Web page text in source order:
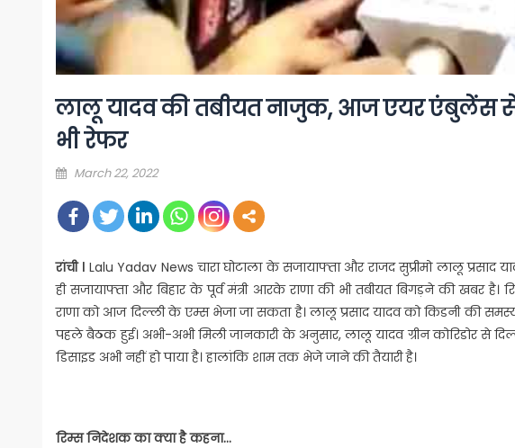
लालू यादव की तबीयत नाजुक, आज एयर एंबुलेंस से
भी रेफर
Posted
March 22, 2022
रांची । Lalu Yadav News चारा घोटाला के सजायाफ्ता और राजद सुप्रीमो लालू प्रसाद
ही सजायाफ्ता और बिहार के पूर्व मंत्री आरके राणा की भी तबीयत बिगड़ने की खबर
राणा को आज दिल्ली के एम्स भेजा जा सकता है। लालू प्रसाद यादव को किडनी की
पहले बैठक हुई। अभी-अभी मिली जानकारी के अनुसार, लालू यादव ग्रीन कोरिडोर से
डिसाइड अभी नहीं हो पाया है। हालांकि शाम तक भेजे जाने की तैयारी है।
रिम्स निदेशक का क्या है कहना…